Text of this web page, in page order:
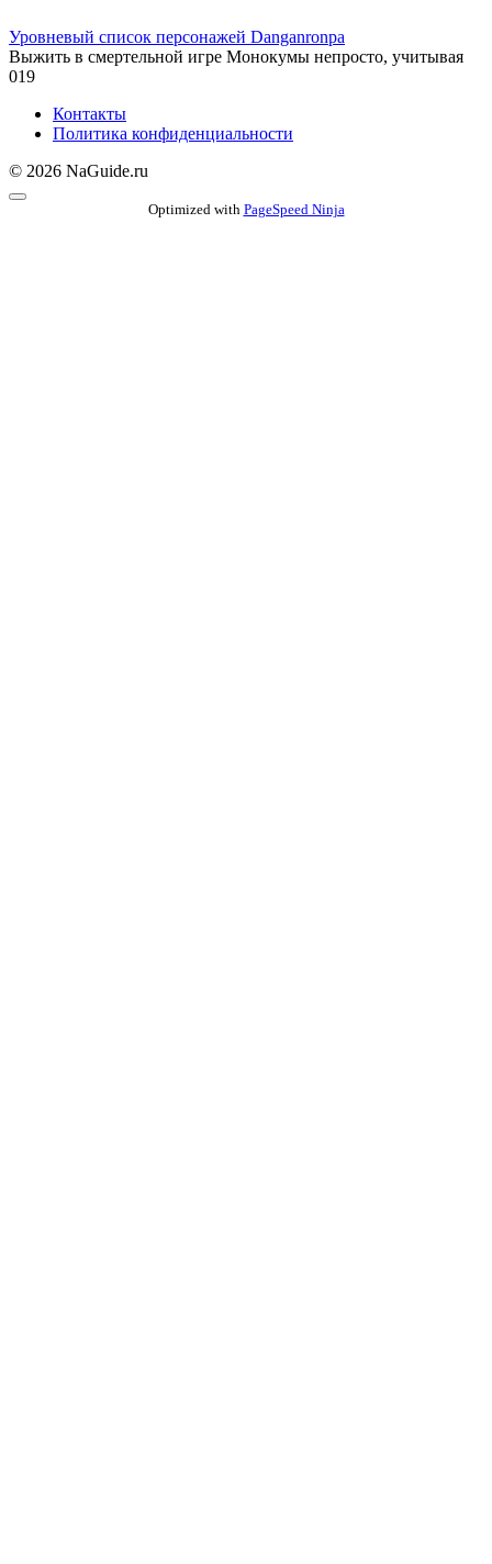
Уровневый список персонажей Danganronpa
Выжить в смертельной игре Монокумы непросто, учитывая
019
Контакты
Политика конфиденциальности
© 2026 NaGuide.ru
Optimized with PageSpeed Ninja